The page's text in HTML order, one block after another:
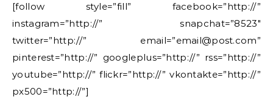
[follow style=”fill” facebook=”http://”
instagram=”http://” snapchat=”8523″
twitter=”http://” email=”email@post.com”
pinterest=”http://” googleplus=”http://” rss=”http://”
youtube=”http://” flickr=”http://” vkontakte=”http://”
px500=”http://”]